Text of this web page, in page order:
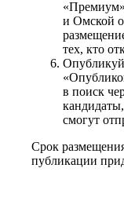
и Омской
тех, кто
в поиск
смогут
Срок
публикации